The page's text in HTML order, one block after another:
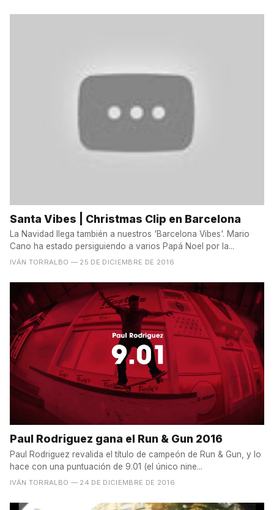
Santa Vibes | Christmas Clip en Barcelona
La Navidad llega también a nuestros 'Barcelona Vibes'. Mario
Cano ha estado persiguiendo a varios Papá Noel por la...
IVÁN TORRALBO — 25 DE DICIEMBRE DE 2016
Paul Rodriguez gana el Run & Gun 2016
Paul Rodriguez revalida el título de campeón de Run & Gun, y lo
hace con una puntuación de 9.01 (el único nine...
IVÁN TORRALBO — 24 DE DICIEMBRE DE 2016